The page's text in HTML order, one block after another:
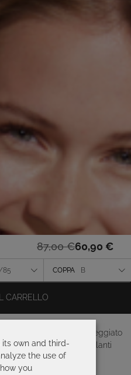
87,00€
Il
prezzo
originale
60,90 €
Il
prezzo
attuale
85 COPPA B
morbida, effetto drappeggiato
Le spalline autoregolanti
CARRELLO
its own and third-
the use of
you